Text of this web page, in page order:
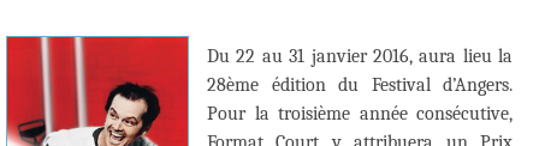
Du 22 au 31 janvier 2016, aura lieu la
28ème édition du Festival d’Angers.
Pour la troisième année consécutive,